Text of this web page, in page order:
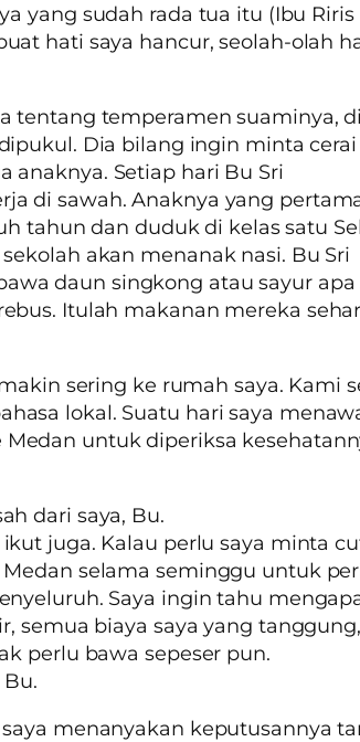
yang sudah rada tua itu (Ibu Riris
hati saya hancur, seolah-olah
tentang temperamen suaminya,
Dia bilang ingin minta
anaknya. Setiap hari Bu Sri
di sawah. Anaknya yang
tahun dan duduk di kelas satu
akan menanak nasi. Bu Sri
daun singkong atau sayur apa
Itulah makanan mereka
sering ke rumah saya. Kami
lokal. Suatu hari saya
untuk diperiksa
dari saya, Bu.
juga. Kalau perlu saya minta
selama seminggu untuk
Saya ingin tahu
semua biaya saya yang tanggung,
perlu bawa sepeser pun.
menanyakan keputusannya